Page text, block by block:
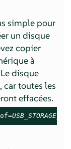
simple pour
un disque
copier
à
disque
car toutes les
effacées.
of=